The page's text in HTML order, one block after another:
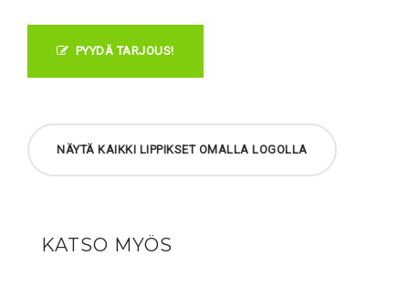
PYYDÄ TARJOUS!
NÄYTÄ KAIKKI LIPPIKSET OMALLA LOGOLLA
KATSO MYÖS